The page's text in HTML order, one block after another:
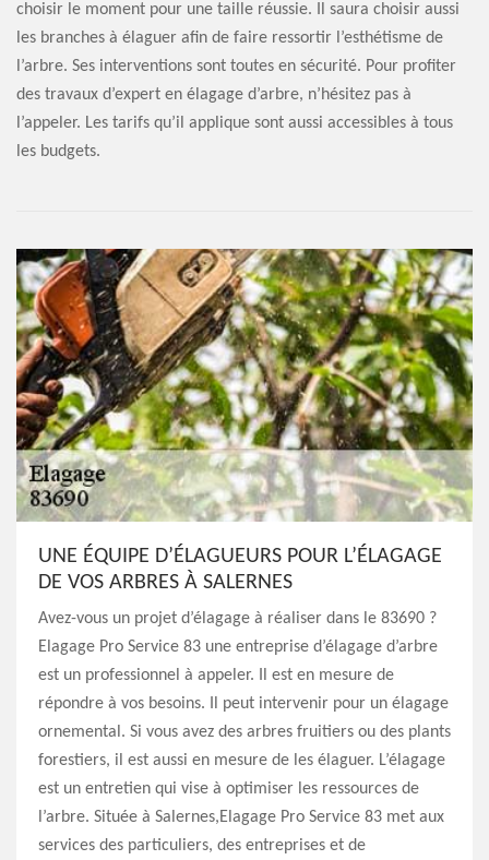
choisir le moment pour une taille réussie. Il saura choisir aussi
les branches à élaguer afin de faire ressortir l’esthétisme de
l’arbre. Ses interventions sont toutes en sécurité. Pour profiter
des travaux d’expert en élagage d’arbre, n’hésitez pas à
l’appeler. Les tarifs qu’il applique sont aussi accessibles à tous
les budgets.
UNE ÉQUIPE D’ÉLAGUEURS POUR L’ÉLAGAGE
DE VOS ARBRES À SALERNES
Avez-vous un projet d’élagage à réaliser dans le 83690 ?
Elagage Pro Service 83 une entreprise d’élagage d’arbre
est un professionnel à appeler. Il est en mesure de
répondre à vos besoins. Il peut intervenir pour un élagage
ornemental. Si vous avez des arbres fruitiers ou des plants
forestiers, il est aussi en mesure de les élaguer. L’élagage
est un entretien qui vise à optimiser les ressources de
l’arbre. Située à Salernes,Elagage Pro Service 83 met aux
services des particuliers, des entreprises et de